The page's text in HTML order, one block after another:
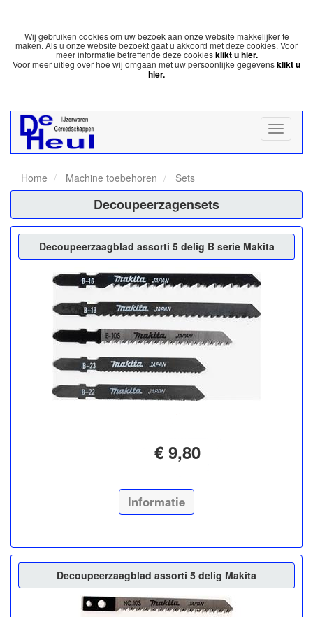
Wij gebruiken cookies om uw bezoek aan onze website makkelijker te
maken. Als u onze website bezoekt gaat u akkoord met deze cookies. Voor
meer informatie betreffende deze cookiesklikt u hier.
Voor meer uitleg over hoe wij omgaan met uw persoonlijke gegevensklikt u
hier.
Home Machine toebehoren Sets
Decoupeerzagensets
Decoupeerzaagblad assorti 5 delig B serie Makita
€ 9,80
Informatie
Decoupeerzaagblad assorti 5 delig Makita